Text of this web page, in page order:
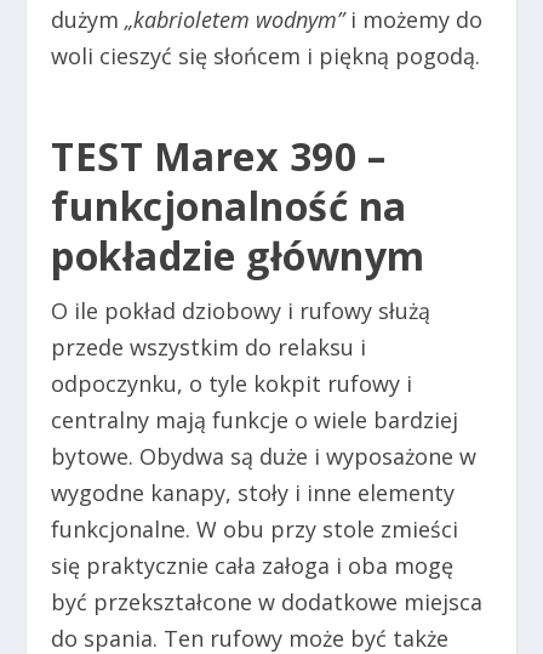
dużym„kabrioletem wodnym”i możemy do
woli cieszyć się słońcem i piękną pogodą.
TEST Marex 390 –
funkcjonalność na
pokładzie głównym
O ile pokład dziobowy i rufowy służą
przede wszystkim do relaksu i
odpoczynku, o tyle kokpit rufowy i
centralny mają funkcje o wiele bardziej
bytowe. Obydwa są duże i wyposażone w
wygodne kanapy, stoły i inne elementy
funkcjonalne. W obu przy stole zmieści
się praktycznie cała załoga i oba mogę
być przekształcone w dodatkowe miejsca
do spania. Ten rufowy może być także